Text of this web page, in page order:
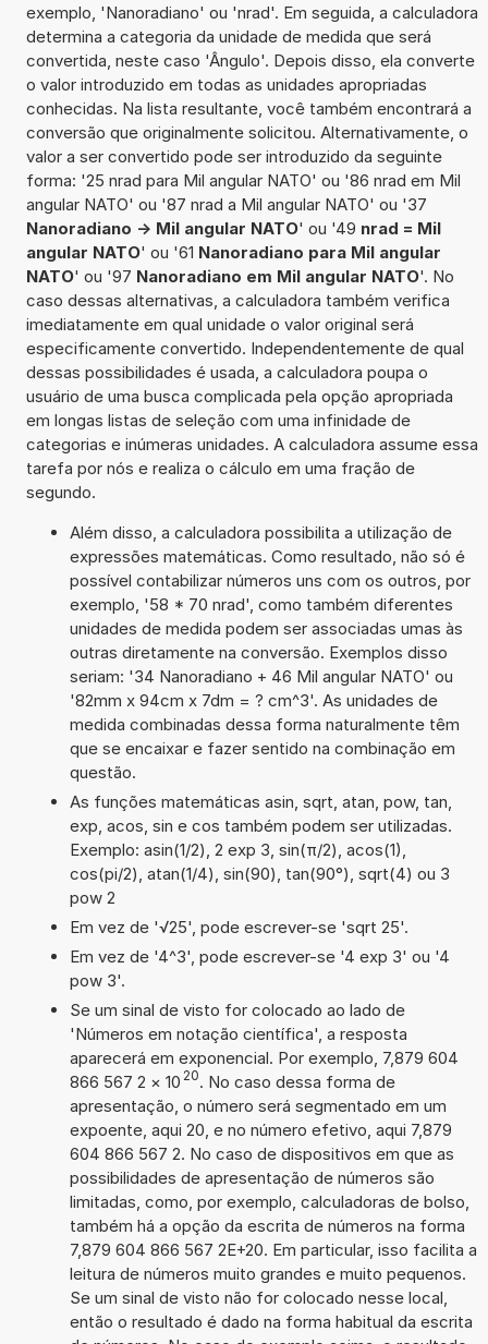
exemplo, 'Nanoradiano' ou 'nrad'. Em seguida, a calculadora
determina a categoria da unidade de medida que será
convertida, neste caso 'Ângulo'. Depois disso, ela converte
o valor introduzido em todas as unidades apropriadas
conhecidas. Na lista resultante, você também encontrará a
conversão que originalmente solicitou. Alternativamente, o
valor a ser convertido pode ser introduzido da seguinte
forma: '25 nrad para Mil angular NATO' ou '86 nrad em Mil
angular NATO' ou '87 nrad a Mil angular NATO' ou '37
Nanoradiano -> Mil angular NATO' ou '49 nrad = Mil
angular NATO' ou '61 Nanoradiano para Mil angular
NATO' ou '97 Nanoradiano em Mil angular NATO'. No
caso dessas alternativas, a calculadora também verifica
imediatamente em qual unidade o valor original será
especificamente convertido. Independentemente de qual
dessas possibilidades é usada, a calculadora poupa o
usuário de uma busca complicada pela opção apropriada
em longas listas de seleção com uma infinidade de
categorias e inúmeras unidades. A calculadora assume essa
tarefa por nós e realiza o cálculo em uma fração de
segundo.
Além disso, a calculadora possibilita a utilização de
expressões matemáticas. Como resultado, não só é
possível contabilizar números uns com os outros, por
exemplo, '58 * 70 nrad', como também diferentes
unidades de medida podem ser associadas umas às
outras diretamente na conversão. Exemplos disso
seriam: '34 Nanoradiano + 46 Mil angular NATO' ou
'82mm x 94cm x 7dm = ? cm^3'. As unidades de
medida combinadas dessa forma naturalmente têm
que se encaixar e fazer sentido na combinação em
questão.
As funções matemáticas asin, sqrt, atan, pow, tan,
exp, acos, sin e cos também podem ser utilizadas.
Exemplo: asin(1/2), 2 exp 3, sin(π/2), acos(1),
cos(pi/2), atan(1/4), sin(90), tan(90°), sqrt(4) ou 3
pow 2
Em vez de '√25', pode escrever-se 'sqrt 25'.
Em vez de '4^3', pode escrever-se '4 exp 3' ou '4
pow 3'.
Se um sinal de visto for colocado ao lado de
'Números em notação científica', a resposta
aparecerá em exponencial. Por exemplo, 7,879 604
866 567 2 × 10 20. No caso dessa forma de
apresentação, o número será segmentado em um
expoente, aqui 20, e no número efetivo, aqui 7,879
604 866 567 2. No caso de dispositivos em que as
possibilidades de apresentação de números são
limitadas, como, por exemplo, calculadoras de bolso,
também há a opção da escrita de números na forma
7,879 604 866 567 2E+20. Em particular, isso facilita a
leitura de números muito grandes e muito pequenos.
Se um sinal de visto não for colocado nesse local,
então o resultado é dado na forma habitual da escrita